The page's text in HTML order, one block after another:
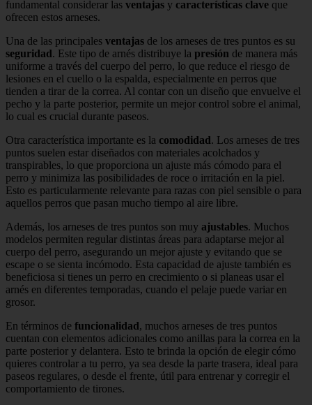
fundamental considerar las ventajas y características clave que
ofrecen estos arneses.
Una de las principales ventajas de los arneses de tres puntos es su
seguridad. Este tipo de arnés distribuye la presión de manera más
uniforme a través del cuerpo del perro, lo que reduce el riesgo de
lesiones en el cuello o la espalda, especialmente en perros que
tienden a tirar de la correa. Al contar con un diseño que envuelve el
pecho y la parte posterior, permite un mejor control sobre el animal,
lo cual es crucial durante paseos.
Otra característica importante es la comodidad. Los arneses de tres
puntos suelen estar diseñados con materiales acolchados y
transpirables, lo que proporciona un ajuste más cómodo para el
perro y minimiza las posibilidades de roce o irritación en la piel.
Esto es particularmente relevante para razas con piel sensible o para
aquellos perros que pasan mucho tiempo al aire libre.
Además, los arneses de tres puntos son muy ajustables. Muchos
modelos permiten regular distintas áreas para adaptarse mejor al
cuerpo del perro, asegurando un mejor ajuste y evitando que se
escape o se sienta incómodo. Esta capacidad de ajuste también es
beneficiosa si tienes un perro en crecimiento o si planeas usar el
arnés en diferentes temporadas, cuando el pelaje puede variar en
grosor.
En términos de funcionalidad, muchos arneses de tres puntos
cuentan con elementos adicionales como anillas para la correa en la
parte posterior y delantera. Esto te brinda la opción de elegir cómo
quieres controlar a tu perro, ya sea desde la parte trasera, ideal para
paseos regulares, o desde el frente, útil para entrenar y corregir el
comportamiento de tirones.